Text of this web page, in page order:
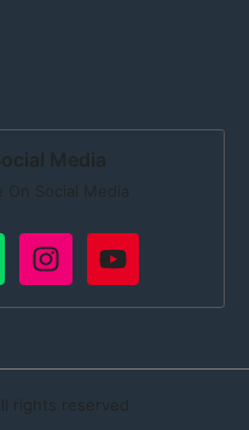
Media
Social Media
rights reserved